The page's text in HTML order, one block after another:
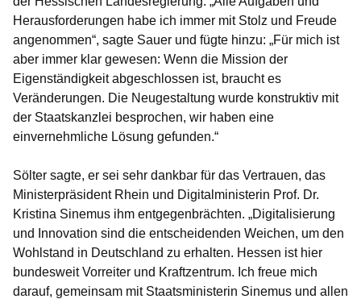
Herausforderungen habe ich immer mit Stolz und Freude
angenommen“, sagte Sauer und fügte hinzu: „Für mich ist
aber immer klar gewesen: Wenn die Mission der
Eigenständigkeit abgeschlossen ist, braucht es
Veränderungen. Die Neugestaltung wurde konstruktiv mit
der Staatskanzlei besprochen, wir haben eine
einvernehmliche Lösung gefunden.“
Sölter sagte, er sei sehr dankbar für das Vertrauen, das
Ministerpräsident Rhein und Digitalministerin Prof. Dr.
Kristina Sinemus ihm entgegenbrächten. „Digitalisierung
und Innovation sind die entscheidenden Weichen, um den
Wohlstand in Deutschland zu erhalten. Hessen ist hier
bundesweit Vorreiter und Kraftzentrum. Ich freue mich
darauf, gemeinsam mit Staatsministerin Sinemus und allen